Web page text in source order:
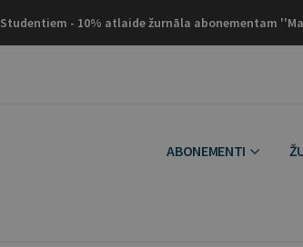
Studentiem - 10% atlaide žurnāla abonementam
ABONEMENTI